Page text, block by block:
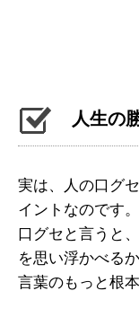
人生の
実は、人の口グ
イントなのです。
口グセと言うと、
を思い浮かべる
言葉のもっと根